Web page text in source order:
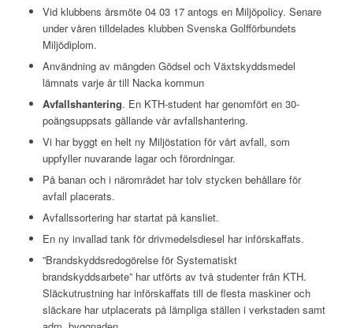
Vid klubbens årsmöte 04 03 17 antogs en Miljöpolicy. Senare
under våren tilldelades klubben Svenska Golfförbundets
Miljödiplom.
Användning av mängden Gödsel och Växtskyddsmedel
lämnats varje år till Nacka kommun
Avfallshantering. En KTH-student har genomfört en 30-
poängsuppsats gällande vår avfallshantering.
Vi har byggt en helt ny Miljöstation för vårt avfall, som
uppfyller nuvarande lagar och förordningar.
På banan och i närområdet har tolv stycken behållare för
avfall placerats.
Avfallssortering har startat på kansliet.
En ny invallad tank för drivmedelsdiesel har införskaffats.
”Brandskyddsredogörelse för Systematiskt
brandskyddsarbete” har utförts av två studenter från KTH.
Släckutrustning har införskaffats till de flesta maskiner och
släckare har utplacerats på lämpliga ställen i verkstaden samt